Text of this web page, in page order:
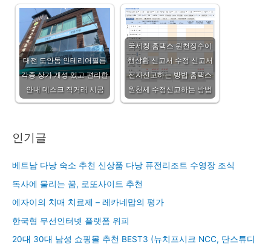
대전 도안동 인테리어필름
각종 상가 개성 있고 편리한
안내 데스크 직거래 시공
국세청 홈택스 원천징수이
행상황 신고서 수정 신고서
전자신고하는 방법 홈택스
원천세 수정신고하는 방법
인기글
베트남 다낭 숙소 추천 신상품 다낭 퓨전리조트 수영장 조식
독사에 물리는 꿈, 로또사이트 추천
에자이의 치매 치료제 – 레카네맙의 평가
한국형 무선인터넷 플랫폼 위피
20대 30대 남성 쇼핑몰 추천 BEST3 (뉴치프시크 NCC, 단스튜디